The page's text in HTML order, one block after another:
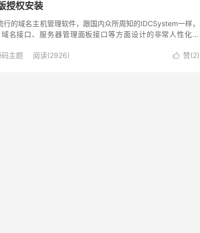
授权安装
的域名主机管理软件，跟国内众所周知的IDCSystem一样，
名接口、服务器管理面板接口等方面设计的非常人性化。
 赞(2)
码主题 阅读(2926)